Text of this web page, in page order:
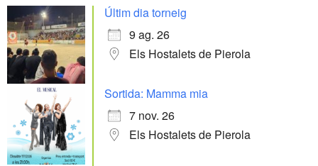
Últim dia torneig
9 ag. 26
Els Hostalets de Pierola
Sortida: Mamma mia
7 nov. 26
Els Hostalets de Pierola